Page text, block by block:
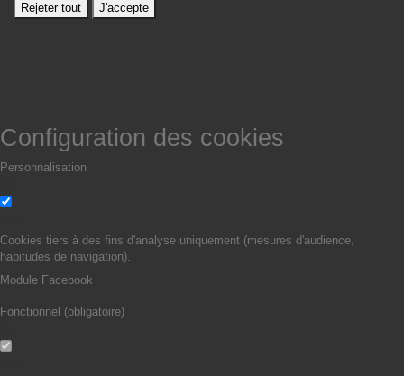
Rejeter tout
J'accepte
Configuration des cookies
Personnalisation
Cookies tiers à des fins d'analyse uniquement (mesures d'audience,
habitudes de navigation).
Module Facebook
Fonctionnel (obligatoire)